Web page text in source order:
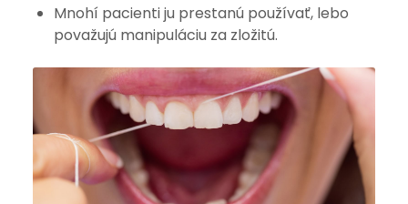
Mnohí pacienti ju prestanú používať, lebo
považujú manipuláciu za zložitú.